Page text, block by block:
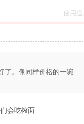
使用道
了。像同样价格的一碗
会吃榨面